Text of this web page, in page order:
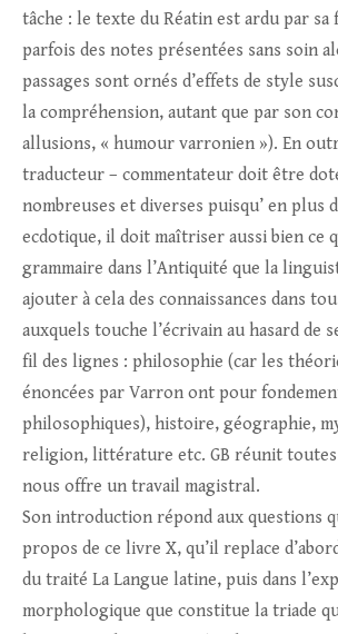
tâche : le texte du Réatin est ardu par sa
parfois des notes présentées sans soin
passages sont ornés d’effets de style
la compréhension, autant que par son
allusions, « humour varronien »). En
traducteur – commentateur doit être
nombreuses et diverses puisqu’ en plus
ecdotique, il doit maîtriser aussi bien ce
grammaire dans l’Antiquité que la
ajouter à cela des connaissances dans
auxquels touche l’écrivain au hasard de
fil des lignes : philosophie (car les
énoncées par Varron ont pour
philosophiques), histoire, géographie,
religion, littérature etc. GB réunit toutes
nous offre un travail magistral.
Son introduction répond aux questions
propos de ce livre X, qu’il replace
du traité La Langue latine, puis dans
morphologique que constitue la triade